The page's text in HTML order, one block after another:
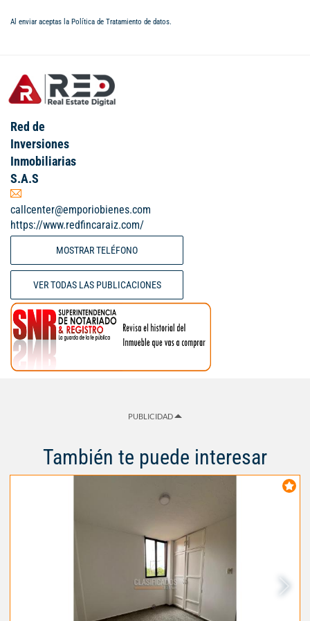
Al enviar aceptas la Política de Tratamiento de datos.
Red de
Inversiones
Inmobiliarias
S.A.S
callcenter@emporiobienes.com
https://www.redfincaraiz.com/
MOSTRAR TELÉFONO
VER TODAS LAS PUBLICACIONES
PUBLICIDAD
También te puede interesar